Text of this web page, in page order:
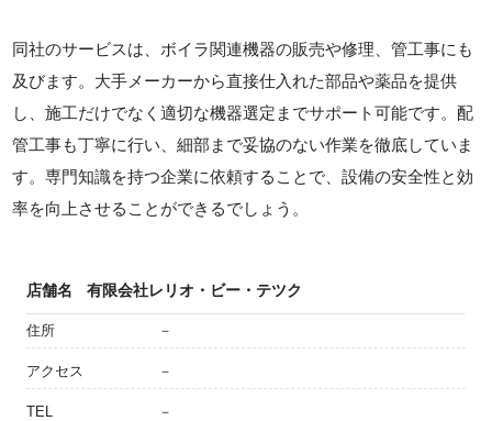
同社のサービスは、ボイラ関連機器の販売や修理、管工事にも
及びます。大手メーカーから直接仕入れた部品や薬品を提供
し、施工だけでなく適切な機器選定までサポート可能です。配
管工事も丁寧に行い、細部まで妥協のない作業を徹底していま
す。専門知識を持つ企業に依頼することで、設備の安全性と効
率を向上させることができるでしょう。
店舗名 有限会社レリオ・ビー・テツク
住所 －
アクセス －
TEL －